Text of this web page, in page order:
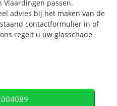
passen.
advies bij het maken van de
contactformulier in of
regelt u uw glasschade